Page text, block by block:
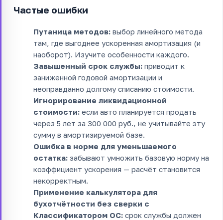
Частые ошибки
Путаница методов: выбор линейного метода
там, где выгоднее ускоренная амортизация (и
наоборот). Изучите особенности каждого.
Завышенный срок службы: приводит к
заниженной годовой амортизации и
неоправданно долгому списанию стоимости.
Игнорирование ликвидационной
стоимости: если авто планируется продать
через 5 лет за 300 000 руб., не учитывайте эту
сумму в амортизируемой базе.
Ошибка в норме для уменьшаемого
остатка: забывают умножить базовую норму на
коэффициент ускорения — расчёт становится
некорректным.
Применение калькулятора для
бухотчётности без сверки с
Классификатором ОС: срок службы должен